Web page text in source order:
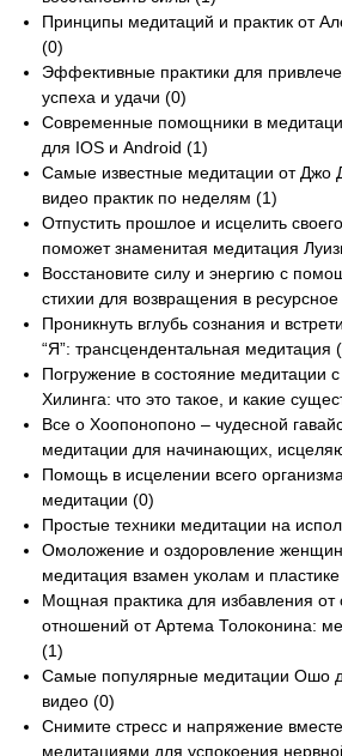
Принципы медитаций и практик от
(0)
Эффективные практики для
успеха и удачи (0)
Современные помощники в
для IOS и Android (1)
Самые известные медитации от Джо
видео практик по неделям (1)
Отпустить прошлое и исцелить
поможет знаменитая медитация
Восстановите силу и энергию с
стихии для возвращения в
Проникнуть вглубь сознания и
“Я”: трансцендентальная медитация
Погружение в состояние медитации
Хилинга: что это такое, и какие
Все о Хоопонопоно – чудесной
медитации для начинающих,
Помощь в исцелении всего
медитации (0)
Простые техники медитации на
Омоложение и оздоровление
медитация взамен уколам и
Мощная практика для избавления от
отношений от Артема Толоконина:
(1)
Самые популярные медитации Ошо
видео (0)
Снимите стресс и напряжение
медитациями для успокоения